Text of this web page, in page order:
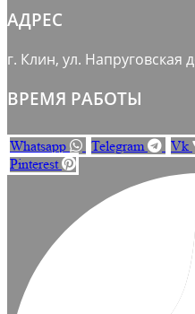
АДРЕС
г. Клин, ул. Напруговская
ВРЕМЯ РАБОТЫ
Whatsapp Telegram Vk
Pinterest